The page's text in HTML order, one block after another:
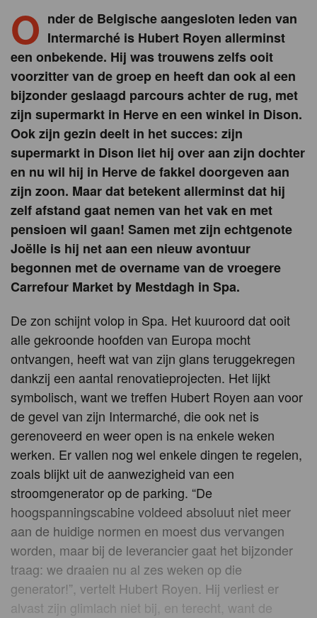
O nder de Belgische aangesloten leden van
Intermarché is Hubert Royen allerminst
een onbekende. Hij was trouwens zelfs ooit
voorzitter van de groep en heeft dan ook al een
bijzonder geslaagd parcours achter de rug, met
zijn supermarkt in Herve en een winkel in Dison.
Ook zijn gezin deelt in het succes: zijn
supermarkt in Dison liet hij over aan zijn dochter
en nu wil hij in Herve de fakkel doorgeven aan
zijn zoon. Maar dat betekent allerminst dat hij
zelf afstand gaat nemen van het vak en met
pensioen wil gaan! Samen met zijn echtgenote
Joëlle is hij net aan een nieuw avontuur
begonnen met de overname van de vroegere
Carrefour Market by Mestdagh in Spa.
De zon schijnt volop in Spa. Het kuuroord dat ooit
alle gekroonde hoofden van Europa mocht
ontvangen, heeft wat van zijn glans teruggekregen
dankzij een aantal renovatieprojecten. Het lijkt
symbolisch, want we treffen Hubert Royen aan voor
de gevel van zijn Intermarché, die ook net is
gerenoveerd en weer open is na enkele weken
werken. Er vallen nog wel enkele dingen te regelen,
zoals blijkt uit de aanwezigheid van een
stroomgenerator op de parking. “De
hoogspanningscabine voldeed absoluut niet meer
aan de huidige normen en moest dus vervangen
worden, maar bij de leverancier gaat het bijzonder
traag: we draaien nu al zes weken op die
generator!”, vertelt Hubert Royen. Hij verliest er
alvast zijn glimlach niet bij, en terecht, want de